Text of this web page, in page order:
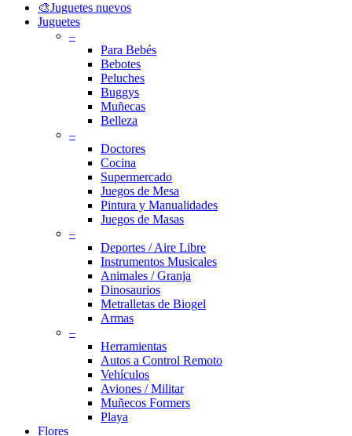
🎨Juguetes nuevos
Juguetes
–
Para Bebés
Bebotes
Peluches
Buggys
Muñecas
Belleza
–
Doctores
Cocina
Supermercado
Juegos de Mesa
Pintura y Manualidades
Juegos de Masas
–
Deportes / Aire Libre
Instrumentos Musicales
Animales / Granja
Dinosaurios
Metralletas de Biogel
Armas
–
Herramientas
Autos a Control Remoto
Vehículos
Aviones / Militar
Muñecos Formers
Playa
Flores